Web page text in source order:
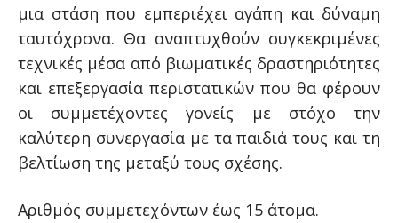
μια στάση που εμπεριέχει αγάπη και δύναμη
ταυτόχρονα. Θα αναπτυχθούν συγκεκριμένες
τεχνικές μέσα από βιωματικές δραστηριότητες
και επεξεργασία περιστατικών που θα φέρουν
οι συμμετέχοντες γονείς με στόχο την
καλύτερη συνεργασία με τα παιδιά τους και τη
βελτίωση της μεταξύ τους σχέσης.
Αριθμός συμμετεχόντων έως 15 άτομα.